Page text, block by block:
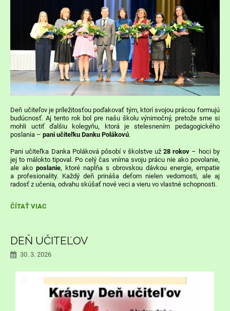
Deň učiteľov je príležitosťou poďakovať tým, ktorí svojou prácou formujú
budúcnosť. Aj tento rok bol pre našu školu výnimočný, pretože sme si
mohli uctiť ďalšiu kolegyňu, ktorá je stelesnením pedagogického
poslania –pani učiteľku Danku Polákovú.
Pani učiteľka Danka Poláková pôsobí v školstve už28 rokov – hoci by
jej to málokto tipoval. Po celý čas vníma svoju prácu nie ako povolanie,
ale akoposlanie, ktoré napĺňa s obrovskou dávkou energie, empatie
a profesionality. Každý deň prináša deťom nielen vedomosti, ale aj
radosť z učenia, odvahu skúšať nové veci a vieru vo vlastné schopnosti.
POĎAKOVANIE
UČITEĽOV:
ČÍTAŤ VIAC
DEŇ UČITEĽOV
30. 3. 2026